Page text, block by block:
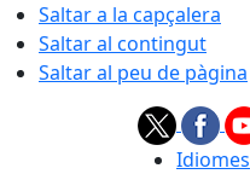
Saltar a la capçalera
Saltar al contingut
Saltar al peu de pàgina
Idiomes